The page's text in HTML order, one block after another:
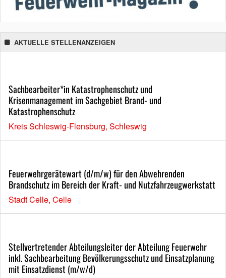
AKTUELLE STELLENANZEIGEN
Sachbearbeiter*in Katastrophenschutz und
Krisenmanagement im Sachgebiet Brand- und
Katastrophenschutz
Kreis Schleswig-Flensburg, Schleswig
Feuerwehrgerätewart (d/m/w) für den Abwehrenden
Brandschutz im Bereich der Kraft- und Nutzfahrzeugwerkstatt
Stadt Celle, Celle
Stellvertretender Abteilungsleiter der Abteilung Feuerwehr
inkl. Sachbearbeitung Bevölkerungsschutz und Einsatzplanung
mit Einsatzdienst (m/w/d)